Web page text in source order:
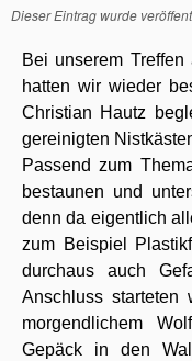
Dieser Eintrag wurde
Bei unserem
hatten wir wieder
Christian Hautz
gereinigten
Passend zum
bestaunen und
denn da eigentlich
zum Beispiel
durchaus auch
Anschluss starteten
morgendlichem
Gepäck in den